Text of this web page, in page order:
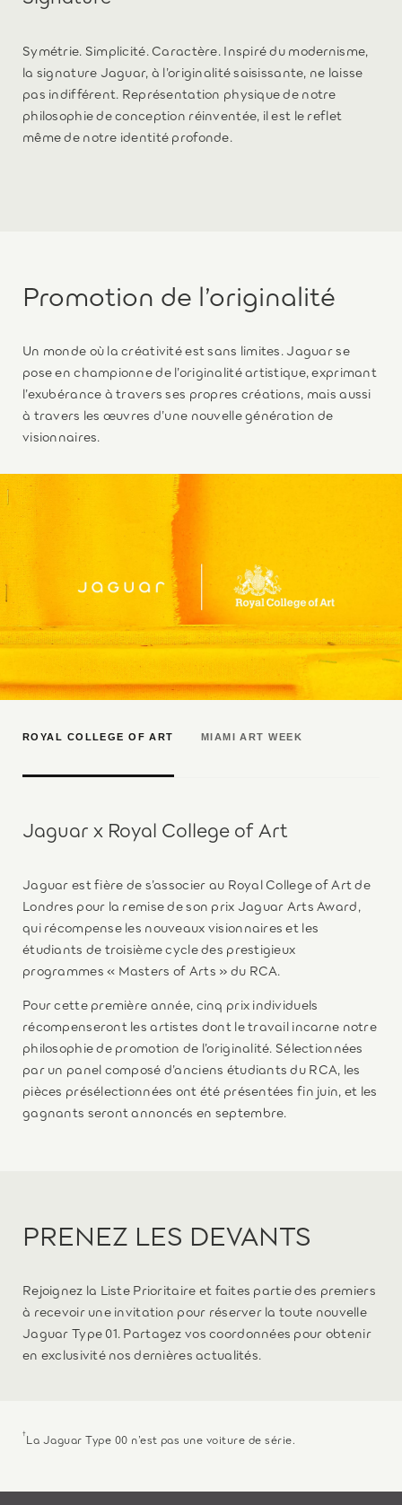
Symétrie. Simplicité. Caractère. Inspiré du modernisme,
la signature Jaguar, à l’originalité saisissante, ne laisse
pas indifférent. Représentation physique de notre
philosophie de conception réinventée, il est le reflet
même de notre identité profonde.
Promotion de l’originalité
Un monde où la créativité est sans limites. Jaguar se
pose en championne de l’originalité artistique, exprimant
l’exubérance à travers ses propres créations, mais aussi
à travers les œuvres d’une nouvelle génération de
visionnaires.
ROYAL COLLEGE OF ART MIAMI ART WEEK
Jaguar x Royal College of Art
Jaguar est fière de s’associer au Royal College of Art de
Londres pour la remise de son prix Jaguar Arts Award,
qui récompense les nouveaux visionnaires et les
étudiants de troisième cycle des prestigieux
programmes « Masters of Arts » du RCA.
Pour cette première année, cinq prix individuels
récompenseront les artistes dont le travail incarne notre
philosophie de promotion de l’originalité. Sélectionnées
par un panel composé d’anciens étudiants du RCA, les
pièces présélectionnées ont été présentées fin juin, et les
gagnants seront annoncés en septembre.
PRENEZ LES DEVANTS
Rejoignez la Liste Prioritaire et faites partie des premiers
à recevoir une invitation pour réserver la toute nouvelle
Jaguar Type 01. Partagez vos coordonnées pour obtenir
en exclusivité nos dernières actualités.
†La Jaguar Type 00 n’est pas une voiture de série.